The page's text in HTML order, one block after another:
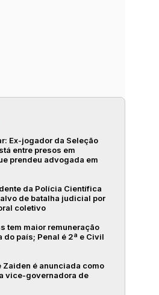
Ex-jogador da Seleção
entre presos em
prendeu advogada em
da Polícia Científica
de batalha judicial por
coletivo
tem maior remuneração
do país; Penal é 2ª e Civil
Zaiden é anunciada como
vice-governadora de